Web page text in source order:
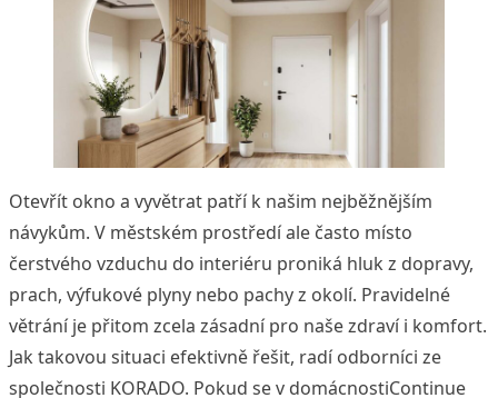
Otevřít okno a vyvětrat patří k našim nejběžnějším
návykům. V městském prostředí ale často místo
čerstvého vzduchu do interiéru proniká hluk z dopravy,
prach, výfukové plyny nebo pachy z okolí. Pravidelné
větrání je přitom zcela zásadní pro naše zdraví i komfort.
Jak takovou situaci efektivně řešit, radí odborníci ze
společnosti KORADO. Pokud se v domácnostiContinue